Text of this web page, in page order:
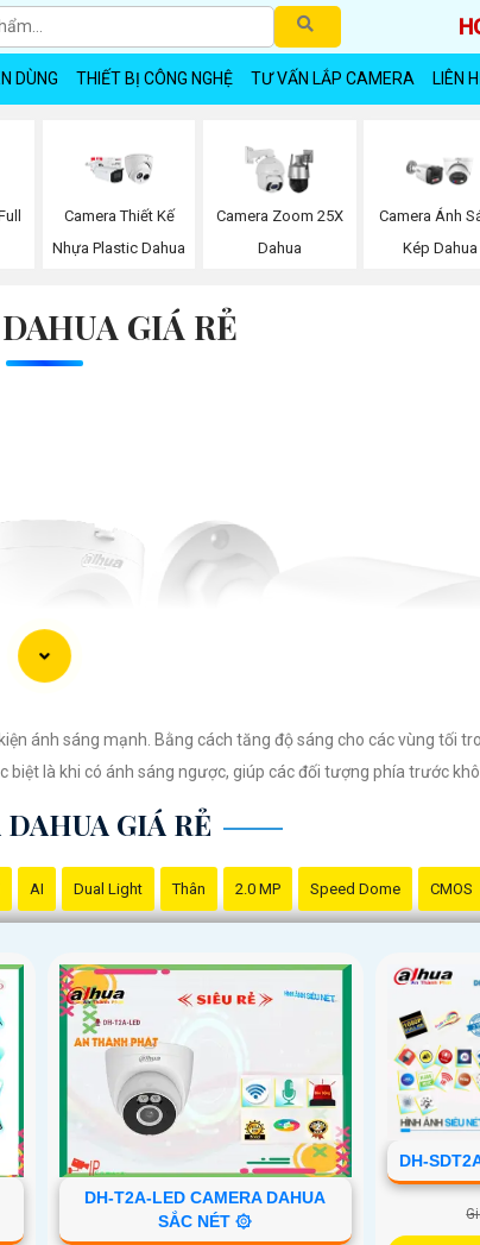
DÙNG THIẾT BỊ CÔNG NGHỆ TƯ VẤN LẮP CAMERA LIÊN
Camera Thiết Kế
Nhựa Plastic Dahua
Camera Zoom 25X
Dahua
Camera Ánh
Kép Dahua
GIÁ RẺ
ánh sáng mạnh. Bằng cách tăng độ sáng cho các vùng tối
là khi có ánh sáng ngược, giúp các đối tượng phía trước
GIÁ RẺ
AI Dual Light Thân 2.0 MP Speed Dome CMOS
DH-T2A-LED CAMERA DAHUA
SẮC NÉT ۞
DH-